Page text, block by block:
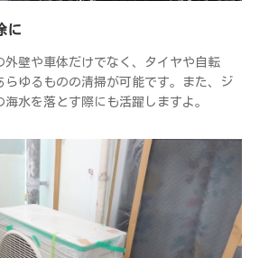
に
外壁や車体だけでなく、タイヤや自転
らゆるものの清掃が可能です。また、ジ
水を落とす際にも活躍しますよ。